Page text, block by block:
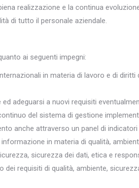
realizzazione e la continua
di tutto il personale aziendale.
ai seguenti impegni:
in materia di lavoro e di
adeguarsi a nuovi requisiti
del sistema di gestione
anche attraverso un panel di indicatori
in materia di qualità,
sicurezza dei dati, etica e
requisiti di qualità, ambiente,